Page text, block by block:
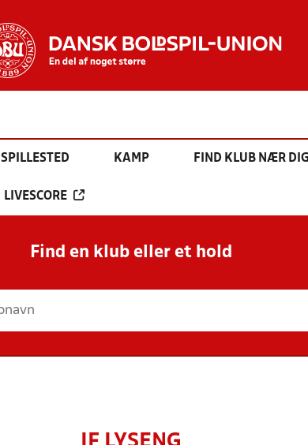
SPILLESTED KAMP FIND KLUB NÆR DIG
LIVESCORE
Find en klub eller et hold